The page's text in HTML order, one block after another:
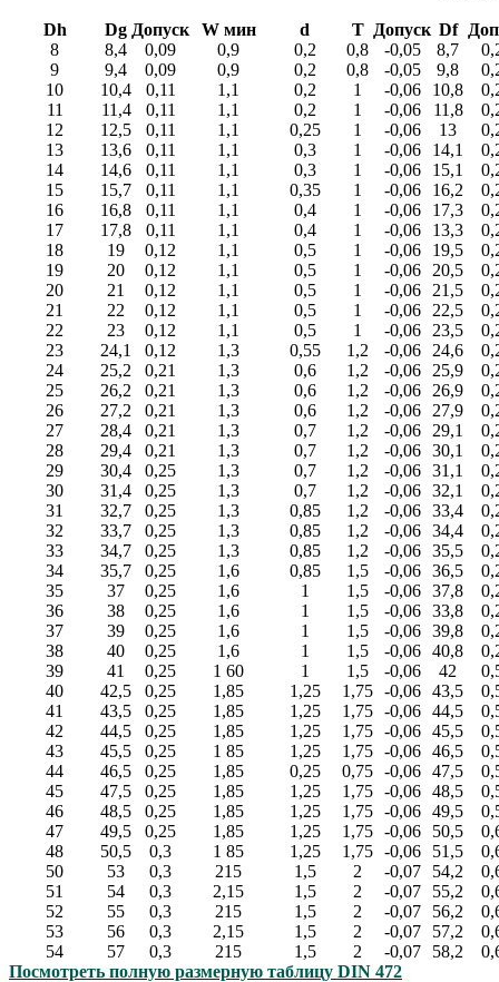
Dh Dg Допуск W мин d T Допуск Df
8
8,4 0,09 0,9 0,2 0,8 -0,05 8,7
9
9,4 0,09 0,9 0,2 0,8 -0,05 9,8
10
10,4 0,11 1,1 0,2 1 -0,06 10,8
11
11,4 0,11 1,1 0,2 1 -0,06 11,8
12
12,5 0,11 1,1 0,25 1 -0,06 13
13
13,6 0,11 1,1 0,3 1 -0,06 14,1
14
14,6 0,11 1,1 0,3 1 -0,06 15,1
15
15,7 0,11 1,1 0,35 1 -0,06 16,2
16
16,8 0,11 1,1 0,4 1 -0,06 17,3
17
17,8 0,11 1,1 0,4 1 -0,06 13,3
18
19 0,12 1,1 0,5 1 -0,06 19,5
19
20 0,12 1,1 0,5 1 -0,06 20,5
20
21 0,12 1,1 0,5 1 -0,06 21,5
21
22 0,12 1,1 0,5 1 -0,06 22,5
22
23 0,12 1,1 0,5 1 -0,06 23,5
23
24,1 0,12 1,3 0,55 1,2 -0,06 24,6
24
25,2 0,21 1,3 0,6 1,2 -0,06 25,9
25
26,2 0,21 1,3 0,6 1,2 -0,06 26,9
26
27,2 0,21 1,3 0,6 1,2 -0,06 27,9
27
28,4 0,21 1,3 0,7 1,2 -0,06 29,1
28
29,4 0,21 1,3 0,7 1,2 -0,06 30,1
29
30,4 0,25 1,3 0,7 1,2 -0,06 31,1
30
31,4 0,25 1,3 0,7 1,2 -0,06 32,1
31
32,7 0,25 1,3 0,85 1,2 -0,06 33,4
32
33,7 0,25 1,3 0,85 1,2 -0,06 34,4
33
34,7 0,25 1,3 0,85 1,2 -0,06 35,5
34
35,7 0,25 1,6 0,85 1,5 -0,06 36,5
35
37 0,25 1,6 1 1,5 -0,06 37,8
36
38 0,25 1,6 1 1,5 -0,06 33,8
37
39 0,25 1,6 1 1,5 -0,06 39,8
38
40 0,25 1,6 1 1,5 -0,06 40,8
39
41 0,25 1 60 1 1,5 -0,06 42
40
42,5 0,25 1,85 1,25 1,75 -0,06 43,5
41
43,5 0,25 1,85 1,25 1,75 -0,06 44,5
42
44,5 0,25 1,85 1,25 1,75 -0,06 45,5
43
45,5 0,25 1 85 1,25 1,75 -0,06 46,5
44
46,5 0,25 1,85 0,25 0,75 -0,06 47,5
45
47,5 0,25 1,85 1,25 1,75 -0,06 48,5
46
48,5 0,25 1,85 1,25 1,75 -0,06 49,5
47
49,5 0,25 1,85 1,25 1,75 -0,06 50,5
48
50,5 0,3 1 85 1,25 1,75 -0,06 51,5
50
53 0,3 215 1,5 2 -0,07 54,2
51
54 0,3 2,15 1,5 2 -0,07 55,2
52
55 0,3 215 1,5 2 -0,07 56,2
53
56 0,3 2,15 1,5 2 -0,07 57,2
54
57 0,3 215 1,5 2 -0,07 58,2
Посмотреть полную размерную таблицу DIN 472